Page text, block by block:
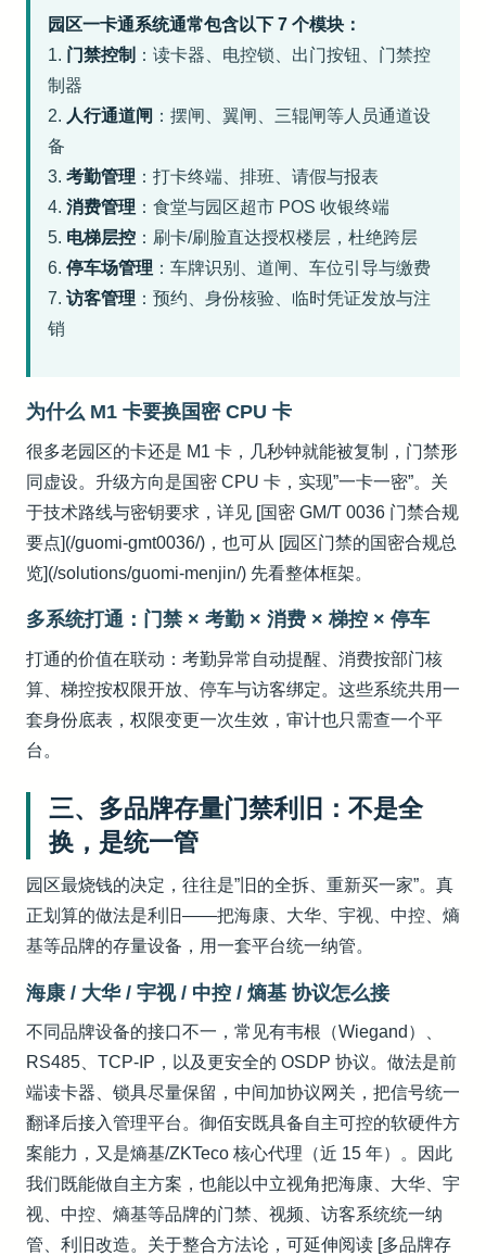
园区一卡通系统通常包含以下 7 个模块：
1. 门禁控制 ：读卡器、电控锁、出门按钮、门禁控
制器
2. 人行通道闸 ：摆闸、翼闸、三辊闸等人员通道设
备
3. 考勤管理 ：打卡终端、排班、请假与报表
4. 消费管理 ：食堂与园区超市 POS 收银终端
5. 电梯层控 ：刷卡/刷脸直达授权楼层，杜绝跨层
6. 停车场管理 ：车牌识别、道闸、车位引导与缴费
7. 访客管理 ：预约、身份核验、临时凭证发放与注
销
为什么 M1 卡要换国密 CPU 卡
很多老园区的卡还是 M1 卡，几秒钟就能被复制，门禁形
同虚设。升级方向是国密 CPU 卡，实现”一卡一密”。关
于技术路线与密钥要求，详见 [国密 GM/T 0036 门禁合规
要点](/guomi-gmt0036/)，也可从 [园区门禁的国密合规总
览](/solutions/guomi-menjin/) 先看整体框架。
多系统打通：门禁 × 考勤 × 消费 × 梯控 × 停车
打通的价值在联动：考勤异常自动提醒、消费按部门核
算、梯控按权限开放、停车与访客绑定。这些系统共用一
套身份底表，权限变更一次生效，审计也只需查一个平
台。
三、多品牌存量门禁利旧：不是全
换，是统一管
园区最烧钱的决定，往往是”旧的全拆、重新买一家”。真
正划算的做法是利旧——把海康、大华、宇视、中控、熵
基等品牌的存量设备，用一套平台统一纳管。
海康 / 大华 / 宇视 / 中控 / 熵基 协议怎么接
不同品牌设备的接口不一，常见有韦根（Wiegand）、
RS485、TCP-IP，以及更安全的 OSDP 协议。做法是前
端读卡器、锁具尽量保留，中间加协议网关，把信号统一
翻译后接入管理平台。御佰安既具备自主可控的软硬件方
案能力，又是熵基/ZKTeco 核心代理（近 15 年）。因此
我们既能做自主方案，也能以中立视角把海康、大华、宇
视、中控、熵基等品牌的门禁、视频、访客系统统一纳
管、利旧改造。关于整合方法论，可延伸阅读 [多品牌存